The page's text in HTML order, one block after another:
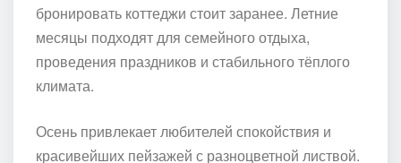
бронировать коттеджи стоит заранее. Летние
месяцы подходят для семейного отдыха,
проведения праздников и стабильного тёплого
климата.
Осень привлекает любителей спокойствия и
красивейших пейзажей с разноцветной листвой.